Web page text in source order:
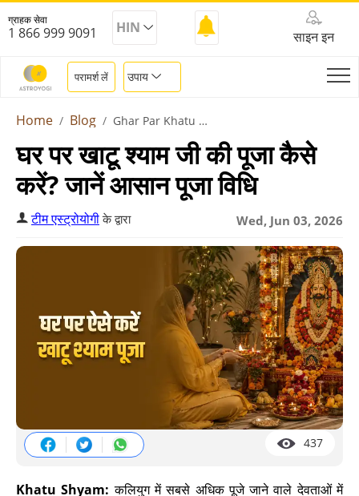
ग्राहक सेवा
1 866 999 9091 HIN
साइन इन
परामर्श लें उपाय
Home Blog Ghar Par Khatu Shyam Ji Ki Puja Kaise Karen
घर पर खाटू श्याम जी की पूजा कैसे
करें? जानें आसान पूजा विधि
Wed, Jun 03, 2026
टीम एस्ट्रोयोगीके द्वारा
437
Khatu Shyam: कलियुग में सबसे अधिक पूजे जाने वाले देवताओं में